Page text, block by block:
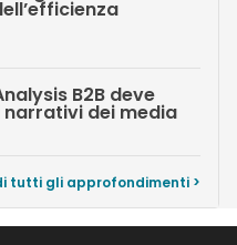
B2B deve
dei media
tutti gli approfondimenti >